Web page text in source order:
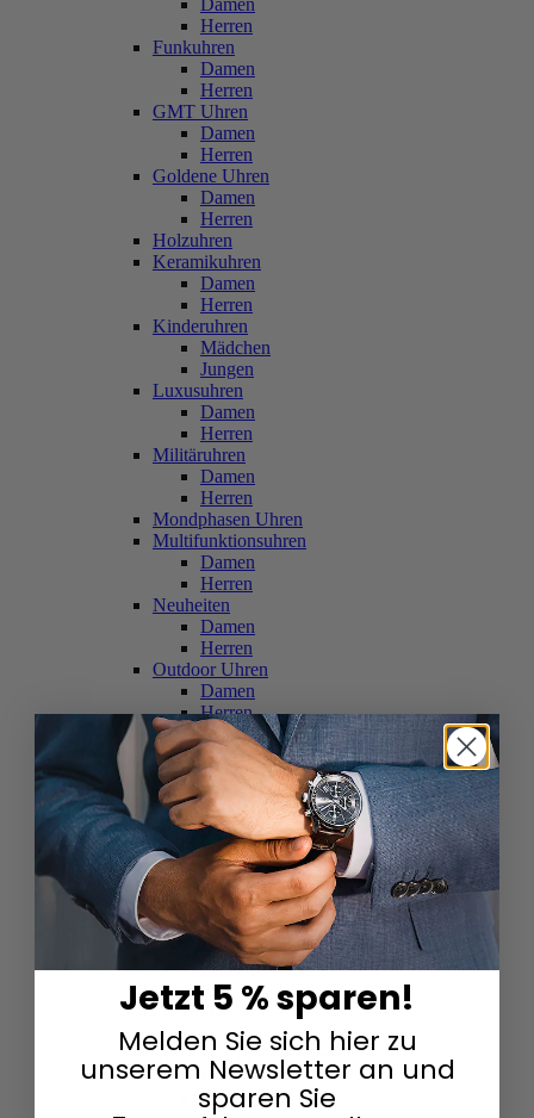
Damen
Herren
Funkuhren
Damen
Herren
GMT Uhren
Damen
Herren
Goldene Uhren
Damen
Herren
Holzuhren
Keramikuhren
Damen
Herren
Kinderuhren
Mädchen
Jungen
Luxusuhren
Damen
Herren
Militäruhren
Damen
Herren
Mondphasen Uhren
Multifunktionsuhren
Damen
Herren
Neuheiten
Damen
Herren
Outdoor Uhren
Damen
Herren
Schweizer Uhren
Damen
Herren
Skelettuhren
Damen
Herren
Smartwatches
Damen
Herren
Solaruhren
Herren
Damen
Sportuhren
Damen
Herren
Swarovski & Edelsteine
Damen
Herren
Jetzt 5 % sparen!
Melden Sie sich hier zu
unserem Newsletter an und
sparen Sie